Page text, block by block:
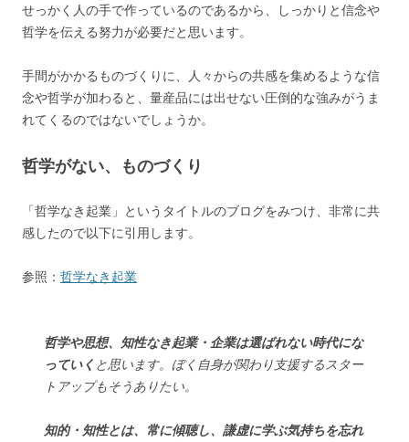
せっかく人の手で作っているのであるから、しっかりと信念や
哲学を伝える努力が必要だと思います。
手間がかかるものづくりに、人々からの共感を集めるような信
念や哲学が加わると、量産品には出せない圧倒的な強みがうま
れてくるのではないでしょうか。
哲学がない、ものづくり
「哲学なき起業」というタイトルのブログをみつけ、非常に共
感したので以下に引用します。
参照： 哲学なき起業
哲学や思想、知性なき起業・企業は選ばれない時代にな
っていく と思います。ぼく自身が関わり支援するスター
トアップもそうありたい。
知的・知性とは、常に傾聴し、謙虚に学ぶ気持ちを忘れ